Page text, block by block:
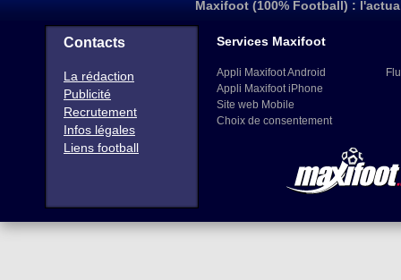
Maxifoot (100% Football) :
Contacts
La rédaction
Publicité
Recrutement
Infos légales
Liens football
Services Maxifoot
Appli Maxifoot Android
Appli Maxifoot iPhone
Site web Mobile
Choix de consentement